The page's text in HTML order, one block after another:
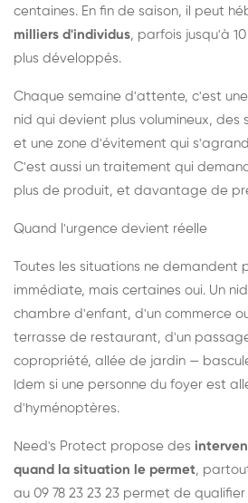
centaines. En fin de saison, il peut
milliers d'individus, parfois jusqu'à
plus développés.
Chaque semaine d'attente, c'est
nid qui devient plus volumineux, des
et une zone d'évitement qui
C'est aussi un traitement qui
plus de produit, et davantage de
Quand l'urgence devient réelle
Toutes les situations ne demandent
immédiate, mais certaines oui. Un
chambre d'enfant, d'un commerce
terrasse de restaurant, d'un
copropriété, allée de jardin —
Idem si une personne du foyer est
d'hyménoptères.
Need's Protect propose des
quand la situation le permet,
au 09 78 23 23 23 permet de